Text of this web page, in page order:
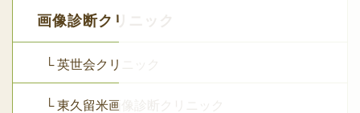
画像診断クリニック
└ 英世会クリニック
└ 東久留米画像診断クリニック